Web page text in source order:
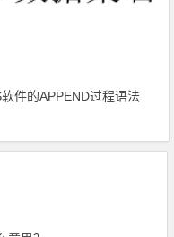
软件的APPEND过程语法